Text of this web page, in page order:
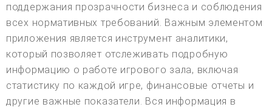
поддержания прозрачности бизнеса и соблюдения
всех нормативных требований. Важным элементом
приложения является инструмент аналитики,
который позволяет отслеживать подробную
информацию о работе игрового зала, включая
статистику по каждой игре, финансовые отчеты и
другие важные показатели. Вся информация в